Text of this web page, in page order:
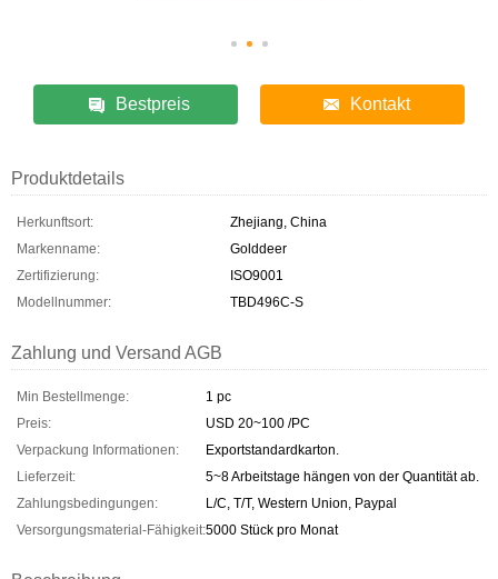
Bestpreis Kontakt
Produktdetails
Herkunftsort:
Zhejiang, China
Markenname:
Golddeer
Zertifizierung:
ISO9001
Modellnummer:
TBD496C-S
Zahlung und Versand AGB
Min Bestellmenge:
1 pc
Preis:
USD 20~100 /PC
Verpackung Informationen:
Exportstandardkarton.
Lieferzeit:
5~8 Arbeitstage hängen von der Quantität ab.
Zahlungsbedingungen:
L/C, T/T, Western Union, Paypal
Versorgungsmaterial-Fähigkeit:5000 Stück pro Monat